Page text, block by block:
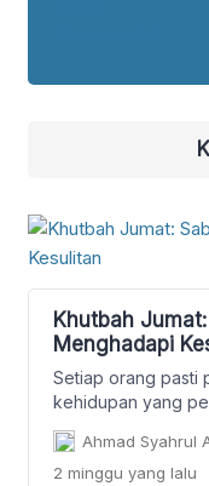
Khutbah
Menghadapi
Setiap orang pasti
kehidupan yang
ketidakpastian.
seorang mukmin
dalam
Ahmad Syahrul
2 minggu yang lalu